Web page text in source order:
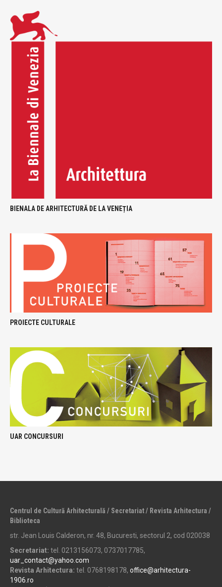
BIENALA DE ARHITECTURĂ DE LA VENEȚIA
PROIECTE CULTURALE
UAR CONCURSURI
Centrul de Cultură Arhitecturală / Secretariat / Revista Arhitectura /
Biblioteca
str. Jean Louis Calderon, nr. 48, Bucuresti, sectorul 2, cod 020038
Secretariat: tel. 0213156073, 0737017785,
uar_contact@yahoo.com
Revista Arhitectura: tel. 0768198178, office@arhitectura-
1906.ro